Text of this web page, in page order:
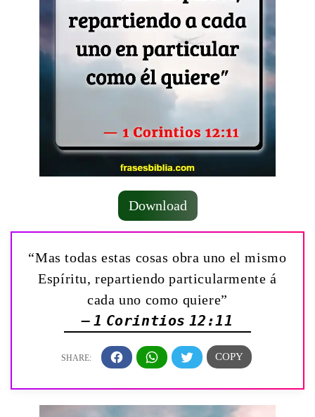
Download
“Mas todas estas cosas obra uno el mismo
Espíritu, repartiendo particularmente á
cada uno como quiere”
— 1 Corintios 12:11